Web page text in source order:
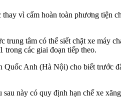
vì cấm hoàn toàn phương tiện
tâm có thể siết chặt xe máy
trong các giai đoạn tiếp theo.
Anh (Hà Nội) cho biết trước
này có quy định hạn chế xe